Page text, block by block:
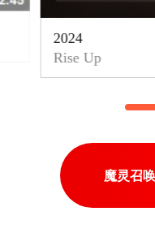
2024
Rise Up
魔灵召